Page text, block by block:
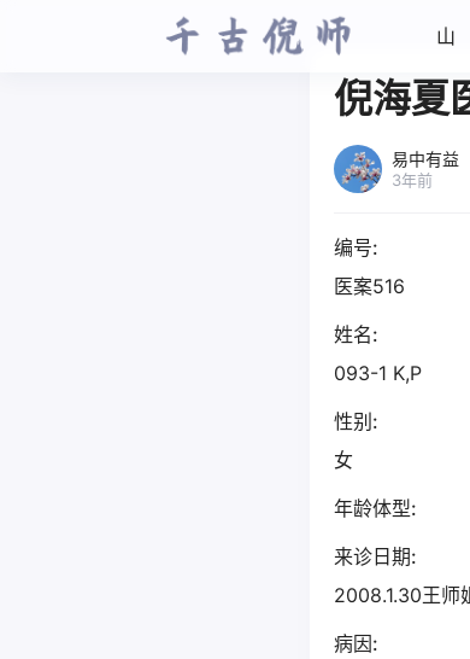
山
倪海夏
易中有益
3年前
编号:
医案516
姓名:
093-1 K,P
性别:
女
年龄体型:
来诊日期:
2008.1.30王师
病因: